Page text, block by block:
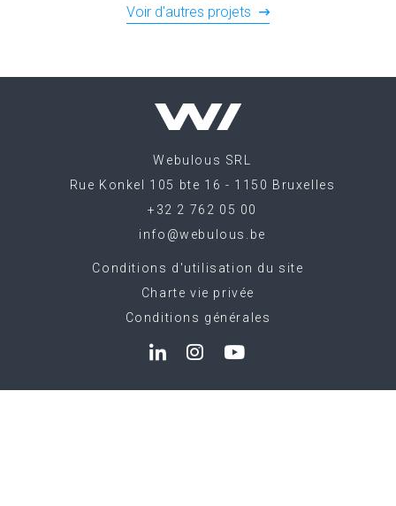
Voir d'autres projets
Webulous SRL
Rue Konkel 105 bte 16 - 1150 Bruxelles
+32 2 762 05 00
info@webulous.be
Conditions d'utilisation du site
Charte vie privée
Conditions générales